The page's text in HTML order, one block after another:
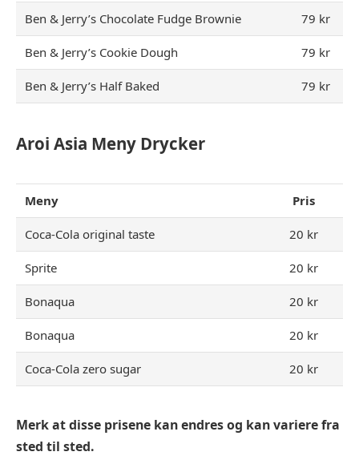
Ben & Jerry’s Chocolate Fudge Brownie 79 kr
Ben & Jerry’s Cookie Dough 79 kr
Ben & Jerry’s Half Baked 79 kr
Aroi Asia Meny Drycker
Meny Pris
Coca-Cola original taste 20 kr
Sprite 20 kr
Bonaqua 20 kr
Bonaqua 20 kr
Coca-Cola zero sugar 20 kr
Merk at disse prisene kan endres og kan variere fra
sted til sted.